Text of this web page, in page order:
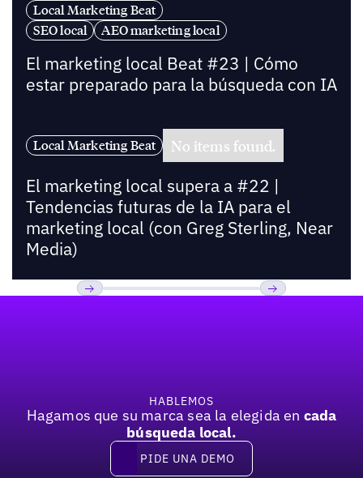
Local Marketing Beat
SEO local
AEO marketing local
El marketing local Beat #23 | Cómo
estar preparado para la búsqueda con IA
Local Marketing Beat No items found.
El marketing local supera a #22 |
Tendencias futuras de la IA para el
marketing local (con Greg Sterling, Near
Media)
HABLEMOS
Hagamos que su marca sea la elegida en cada
búsqueda local.
Pide una demo
PIDE UNA DEMO